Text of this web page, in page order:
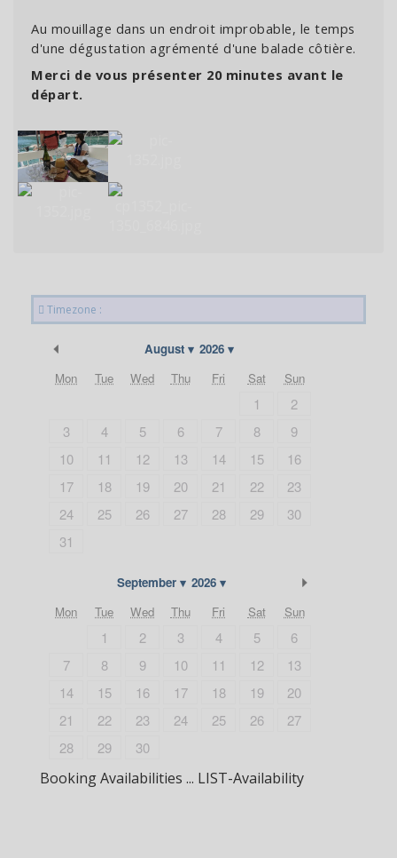
Au mouillage dans un endroit improbable, le temps
d'une dégustation agrémenté d'une balade côtière.
Merci de vous présenter 20 minutes avant le
départ.
Timezone :
August 2026
Previous Month
Mon Tue Wed Thu Fri Sat Sun
1
2
3
4 5 6 7 8
9
10
11 12 13 14 15
16
17
18 19 20 21 22
23
24
25 26 27 28 29
30
31
September 2026
Mon Tue Wed Thu Fri Sat Sun
1 2 3 4 5
6
7
8 9 10 11 12
13
14
15 16 17 18 19
20
21
22 23 24 25 26
27
28
29 30
Booking Availabilities ... LIST-Availability